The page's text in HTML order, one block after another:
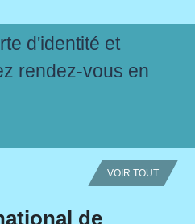
d'identité et
rendez-vous en
VOIR TOUT
de